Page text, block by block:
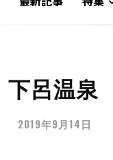
下呂温泉
2019年9月14日